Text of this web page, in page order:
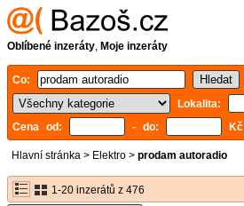
Oblíbené inzeráty, Moje inzeráty
Co:
Lokalita:
Cena od:
- do: Kč
Hlavní stránka > Elektro > prodam autoradio
1-20 inzerátů z 476